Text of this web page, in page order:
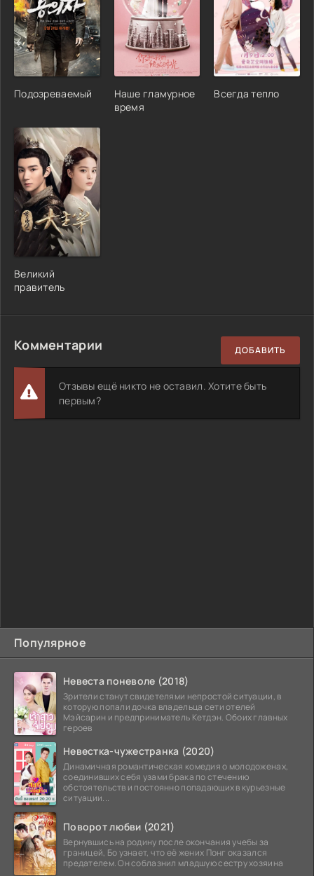
Популярное
Невеста поневоле (2018)
Зрители станут свидетелями непростой ситуации, в
которую попали дочка владельца сети отелей
Мэйсарин и предприниматель Кетдэн. Обоих главных
героев
Невестка-чужестранка (2020)
Динамичная романтическая комедия о молодоженах,
соединивших себя узами брака по стечению
обстоятельств и постоянно попадающих в курьезные
ситуации...
Поворот любви (2021)
Вернувшись на родину после окончания учебы за
границей, Бо узнает, что её жених Понг оказался
предателем. Он соблазнил младшую сестру хозяина
Подозреваемый
Наше гламурное
время
Всегда тепло
Великий
правитель
Комментарии ДОБАВИТЬ
Отзывы ещё никто не оставил. Хотите быть
первым?